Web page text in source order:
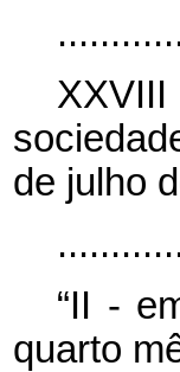
de julho
“II -
quarto